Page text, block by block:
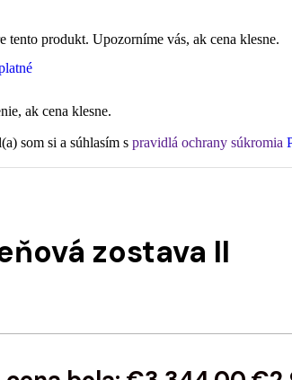
tento produkt. Upozorníme vás, ak cena klesne.
ak cena klesne.
som si a súhlasím s pravidlá ochrany súkromia
zostava II